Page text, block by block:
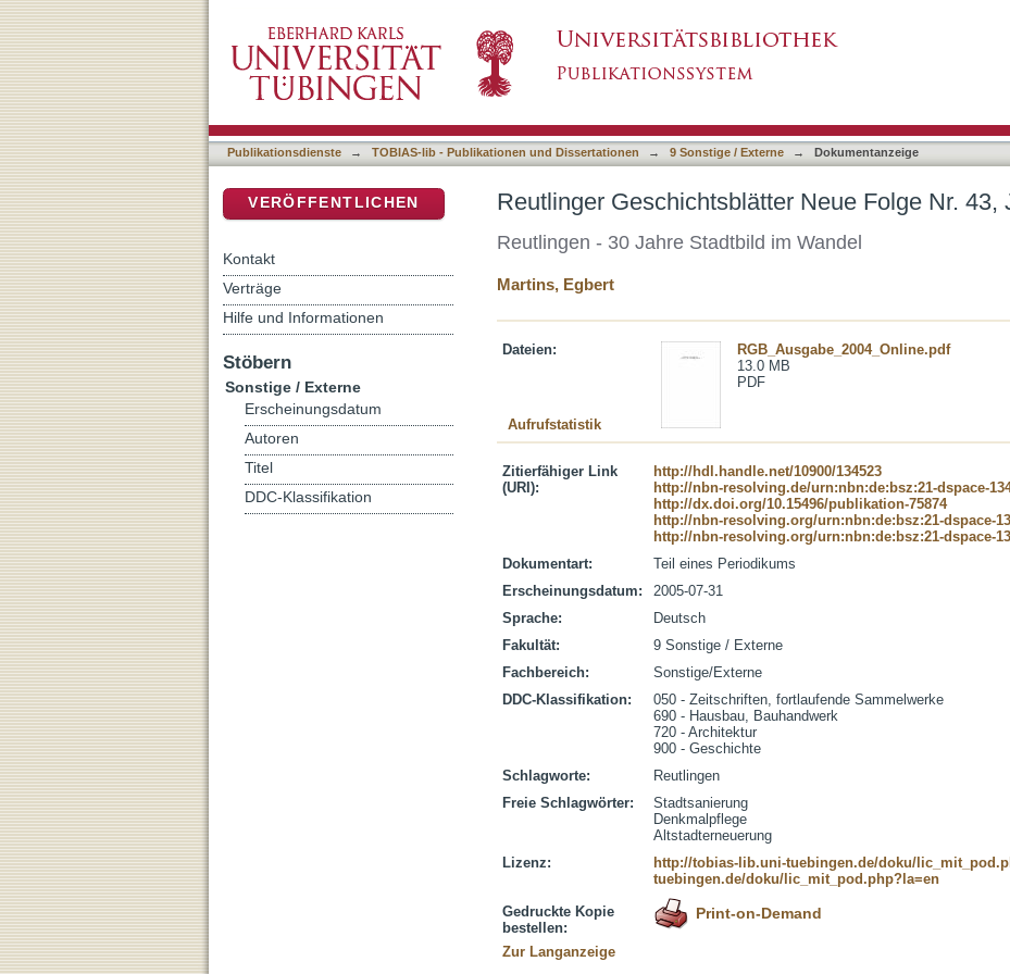
Publikationsdienste → TOBIAS-lib - Publikationen und Dissertationen → 9 Sonstige / Externe → Dokumentanzeige
Reutlinger Geschichtsblätter Neue Folge Nr. 43,
Reutlingen - 30 Jahre Stadtbild im Wandel
Martins, Egbert
Dateien:
RGB_Ausgabe_2004_Online.pdf
13.0 MB
PDF
Aufrufstatistik
Zitierfähiger Link
(URI):
http://hdl.handle.net/10900/134523
http://nbn-resolving.de/urn:nbn:de:bsz:21-dspace-
http://dx.doi.org/10.15496/publikation-75874
http://nbn-resolving.org/urn:nbn:de:bsz:21-dspace-
http://nbn-resolving.org/urn:nbn:de:bsz:21-dspace-
Dokumentart:
Teil eines Periodikums
Erscheinungsdatum:
2005-07-31
Sprache:
Deutsch
Fakultät:
9 Sonstige / Externe
Fachbereich:
Sonstige/Externe
DDC-Klassifikation:
050 - Zeitschriften, fortlaufende Sammelwerke
690 - Hausbau, Bauhandwerk
720 - Architektur
900 - Geschichte
Schlagworte:
Reutlingen
Freie Schlagwörter:
Stadtsanierung
Denkmalpflege
Altstadterneuerung
Lizenz:
http://tobias-lib.uni-tuebingen.de/doku/
tuebingen.de/doku/lic_mit_pod.php?la=en
Gedruckte Kopie
bestellen:
Print-on-Demand
Zur Langanzeige
VERÖFFENTLICHEN
Kontakt
Verträge
Hilfe und Informationen
Stöbern
Sonstige / Externe
Erscheinungsdatum
Autoren
Titel
DDC-Klassifikation